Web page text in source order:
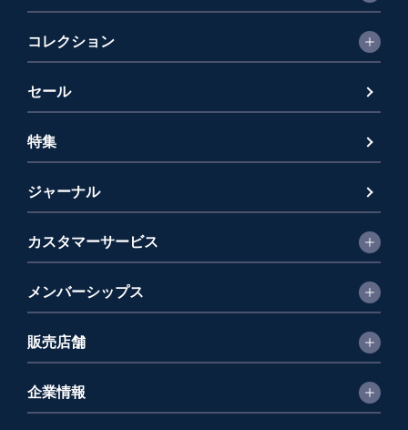
コレクション
セール
特集
ジャーナル
カスタマーサービス
メンバーシップス
販売店舗
企業情報